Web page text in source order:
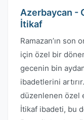
Azerbaycan -
İtikaf
Ramazan’ın son
için özel bir
gecenin bin
ibadetlerini
düzenlenen özel
İtikaf ibadeti, bu